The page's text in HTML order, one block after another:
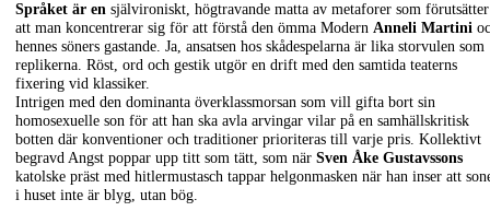
Språket är en självironiskt, högtravande matta av metaforer som förutsätter
att man koncentrerar sig för att förstå den ömma Modern Anneli Martini
hennes söners gastande. Ja, ansatsen hos skådespelarna är lika storvulen som
replikerna. Röst, ord och gestik utgör en drift med den samtida teaterns
fixering vid klassiker.
Intrigen med den dominanta överklassmorsan som vill gifta bort sin
homosexuelle son för att han ska avla arvingar vilar på en samhällskritisk
botten där konventioner och traditioner prioriteras till varje pris. Kollektivt
begravd Angst poppar upp titt som tätt, som när Sven Åke Gustavssons
katolske präst med hitlermustasch tappar helgonmasken när han inser att
i huset inte är blyg, utan bög.